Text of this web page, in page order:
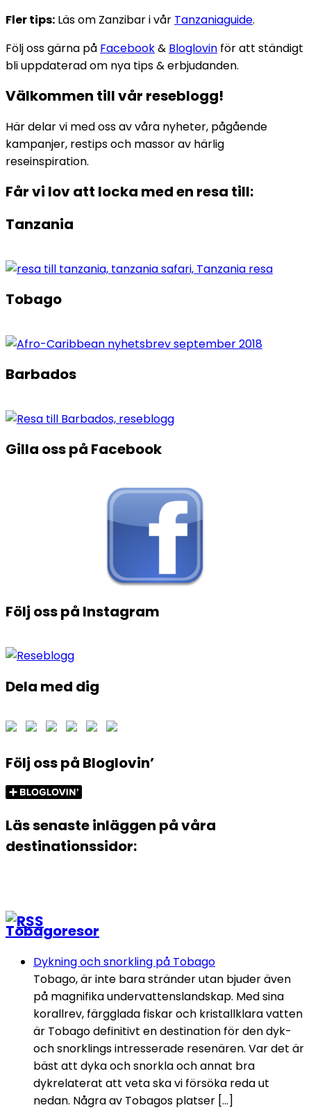
Fler tips: Läs om Zanzibar i vår Tanzaniaguide.
Följ oss gärna på Facebook& Bloglovin för att ständigt
bli uppdaterad om nya tips & erbjudanden.
Välkommen till vår reseblogg!
Här delar vi med oss av våra nyheter, pågående
kampanjer, restips och massor av härlig
reseinspiration.
Får vi lov att locka med en resa till:
Tanzania
Tobago
Barbados
Gilla oss på Facebook
Följ oss på Instagram
Dela med dig
Följ oss på Bloglovin’
Läs senaste inläggen på våra
destinationssidor:
Tobagoresor
Dykning och snorkling på Tobago
Tobago, är inte bara stränder utan bjuder även
på magnifika undervattenslandskap. Med sina
korallrev, färgglada fiskar och kristallklara vatten
är Tobago definitivt en destination för den dyk-
och snorklings intresserade resenären. Var det är
bäst att dyka och snorkla och annat bra
dykrelaterat att veta ska vi försöka reda ut
nedan. Några av Tobagos platser […]